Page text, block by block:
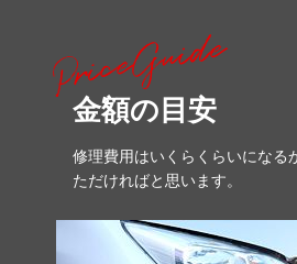
金額の目安
修理費用はいくらくらいになる
ただければと思います。